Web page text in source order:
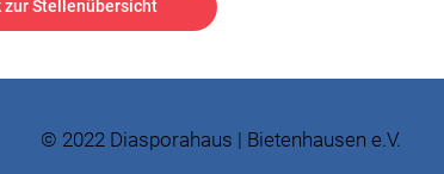
zur Stellenübersicht
© 2022 Diasporahaus | Bietenhausen e.V.